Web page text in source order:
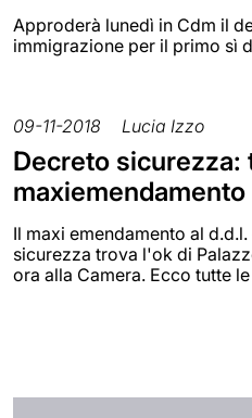
Approderà lunedì in Cdm il
immigrazione per il primo sì
09-11-2018 Lucia Izzo
Decreto sicurezza:
maxiemendamento
Il maxi emendamento al
sicurezza trova l'ok di
ora alla Camera. Ecco tutte